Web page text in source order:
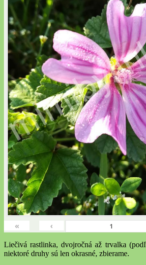
« ‹
Liečivá rastlinka, dvojročná až trvalka
niektoré druhy sú len okrasné, zbierame.